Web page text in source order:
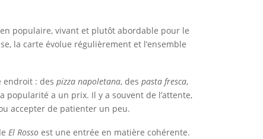
populaire, vivant et plutôt abordable pour le
la carte évolue régulièrement et l’ensemble
endroit : des pizza napoletana, des pasta fresca,
a un prix. Il y a souvent de l’attente,
accepter de patienter un peu.
El Rosso est une entrée en matière cohérente.